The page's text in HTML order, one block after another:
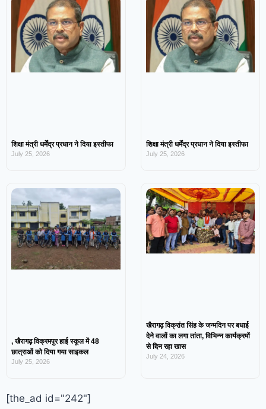
शिक्षा मंत्री धर्मेंद्र प्रधान ने दिया इस्तीफा
July 25, 2026
शिक्षा मंत्री धर्मेंद्र प्रधान ने दिया इस्तीफा
July 25, 2026
, खैरागढ़ विक्रमपुर हाई स्कूल में 48
छात्राओं को दिया गया साइकल
July 25, 2026
खैरागढ़ विक्रांत सिंह के जन्मदिन पर बधाई
देने वालों का लगा तांता, विभिन्न कार्यक्रमों
से दिन रहा खास
July 24, 2026
[the_ad id="242"]